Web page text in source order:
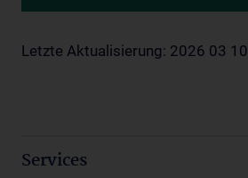
Letzte Aktualisierung: 2026 03 10
Services